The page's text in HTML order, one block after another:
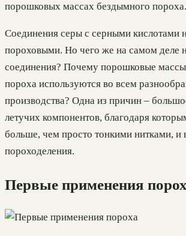
порошковых массах бездымного пороха.
Соединения серы с серными кислотами
пороховыми. Но чего же на самом деле
соединения? Почему порошковые
пороха используются во всем
производства? Одна из причин –
летучих компонентов, благодаря
больше, чем просто тонкими нитками, и
пороходеления.
Первые применения